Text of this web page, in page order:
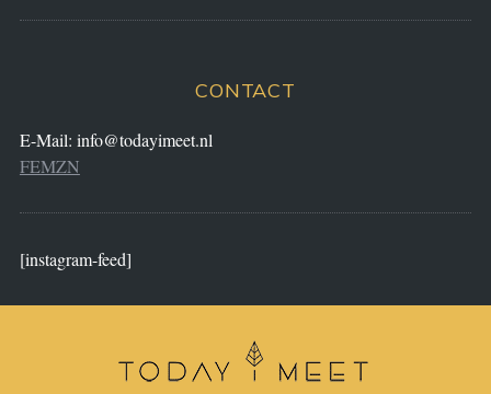
CONTACT
E-Mail: info@todayimeet.nl
FEMZN
[instagram-feed]